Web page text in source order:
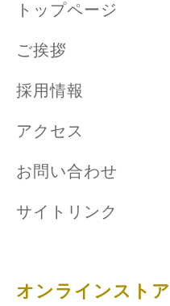
トップページ
ご挨拶
採用情報
アクセス
お問い合わせ
サイトリンク
オンラインストア